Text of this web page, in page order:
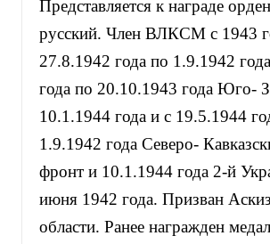
Представляется к награде
русский. Член ВЛКСМ с 1943
27.8.1942 года по 1.9.1942
года по 20.10.1943 года Юго-
10.1.1944 года и с 19.5.1944
1.9.1942 года Северо-
фронт и 10.1.1944 года 2-й
июня 1942 года. Призван
области. Ранее награжден